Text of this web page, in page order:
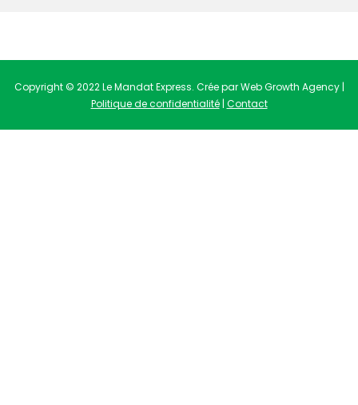
Copyright © 2022 Le Mandat Express. Crée par Web Growth Agency |
Politique de confidentialité| Contact